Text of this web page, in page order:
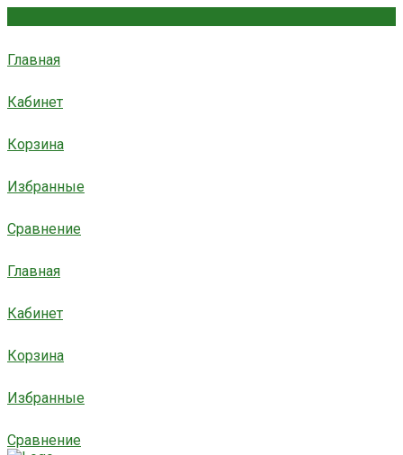
Главная
Кабинет
Корзина
Избранные
Сравнение
Главная
Кабинет
Корзина
Избранные
Сравнение